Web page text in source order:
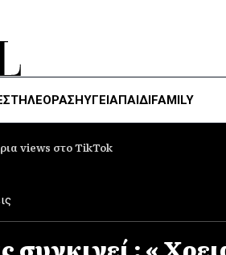
ΤΗΛΕΌΡΑΣΗΥΓΕΊΑΠΑΙΔΙFAMILY
views στο TikTok